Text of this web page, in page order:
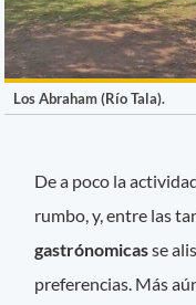
Los Abraham (Río Tala).
De a poco la
rumbo, y, entre las
gastrónomicasse
preferencias. Más